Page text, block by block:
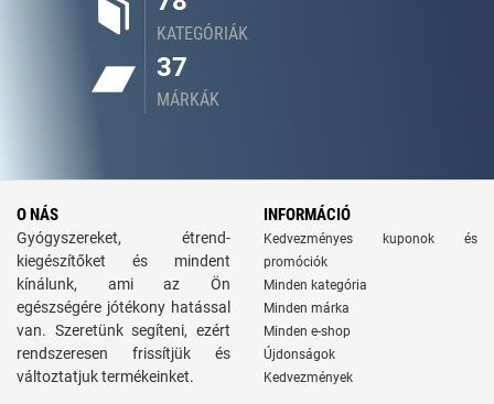
KATEGÓRIÁK
37
MÁRKÁK
O NÁS
Gyógyszereket, étrend-
kiegészítőket és mindent
kínálunk, ami az Ön
egészségére jótékony hatással
van. Szeretünk segíteni, ezért
rendszeresen frissítjük és
változtatjuk termékeinket.
INFORMÁCIÓ
Kedvezményes kuponok és
promóciók
Minden kategória
Minden márka
Minden e-shop
Újdonságok
Kedvezmények